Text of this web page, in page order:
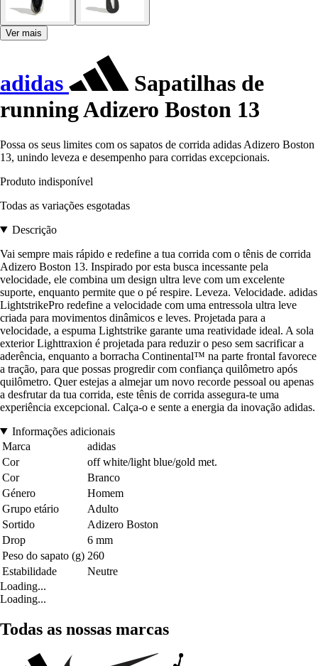
Ver mais
adidas
Sapatilhas de
running Adizero Boston 13
Possa os seus limites com os sapatos de corrida adidas Adizero Boston
13, unindo leveza e desempenho para corridas excepcionais.
Produto indisponível
Todas as variações esgotadas
Descrição
Vai sempre mais rápido e redefine a tua corrida com o tênis de corrida
Adizero Boston 13. Inspirado por esta busca incessante pela
velocidade, ele combina um design ultra leve com um excelente
suporte, enquanto permite que o pé respire. Leveza. Velocidade. adidas
LightstrikePro redefine a velocidade com uma entressola ultra leve
criada para movimentos dinâmicos e leves. Projetada para a
velocidade, a espuma Lightstrike garante uma reatividade ideal. A sola
exterior Lighttraxion é projetada para reduzir o peso sem sacrificar a
aderência, enquanto a borracha Continental™ na parte frontal favorece
a tração, para que possas progredir com confiança quilômetro após
quilômetro. Quer estejas a almejar um novo recorde pessoal ou apenas
a desfrutar da tua corrida, este tênis de corrida assegura-te uma
experiência excepcional. Calça-o e sente a energia da inovação adidas.
Informações adicionais
Marca
adidas
Cor
off white/light blue/gold met.
Cor
Branco
Género
Homem
Grupo etário
Adulto
Sortido
Adizero Boston
Drop
6 mm
Peso do sapato (g) 260
Estabilidade
Neutre
Loading...
Loading...
Todas as nossas marcas